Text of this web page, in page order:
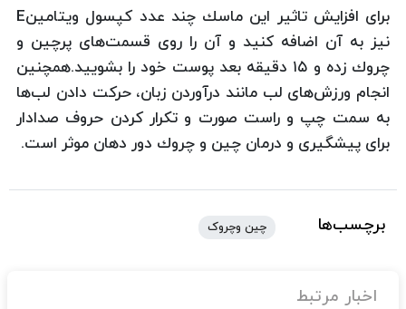
برای افزایش تاثیر این ماسك چند عدد كپسول ویتامین‌E
نیز به آن اضافه كنید و آن را روی قسمت‌های پرچین و
چروك زده و ۱۵ دقیقه بعد پوست خود را بشویید.همچنین
انجام ورزش‌های لب مانند درآوردن زبان، حركت دادن لب‌ها
به سمت چپ و راست صورت و تكرار كردن حروف صدادار
برای پیشگیری و درمان چین و چروك دور دهان موثر است.
برچسب‌ها چین وچروک
اخبار مرتبط